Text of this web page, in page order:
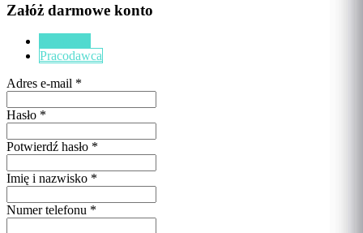
Załóż darmowe konto
Pracodawca
Adres e-mail *
Hasło *
Potwierdź hasło *
Imię i nazwisko *
Numer telefonu *